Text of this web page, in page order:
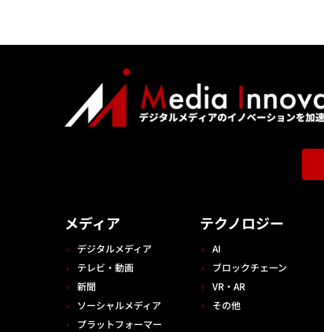
メディア
デジタルメディア
テレビ・動画
新聞
ソーシャルメディア
プラットフォーマー
テクノロジー
AI
ブロックチェーン
VR・AR
その他